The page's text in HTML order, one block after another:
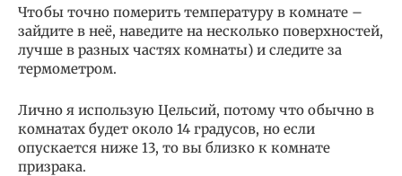
Чтобы точно померить температуру в комнате –
зайдите в неё, наведите на несколько поверхностей,
лучше в разных частях комнаты) и следите за
термометром.
Лично я использую Цельсий, потому что обычно в
комнатах будет около 14 градусов, но если
опускается ниже 13, то вы близко к комнате
призрака.